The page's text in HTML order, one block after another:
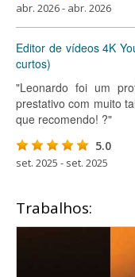
abr. 2026 - abr. 2026
Editor de vídeos 4K
curtos)
"Leonardo foi um
prestativo com muito
que recomendo! ?"
5.0
set. 2025 - set. 2025
Trabalhos: